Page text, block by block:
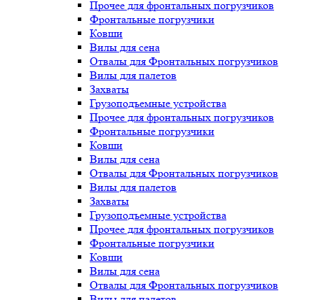
Прочее для фронтальных погрузчиков
Фронтальные погрузчики
Ковши
Вилы для сена
Отвалы для Фронтальных погрузчиков
Вилы для палетов
Захваты
Грузоподъемные устройства
Прочее для фронтальных погрузчиков
Фронтальные погрузчики
Ковши
Вилы для сена
Отвалы для Фронтальных погрузчиков
Вилы для палетов
Захваты
Грузоподъемные устройства
Прочее для фронтальных погрузчиков
Фронтальные погрузчики
Ковши
Вилы для сена
Отвалы для Фронтальных погрузчиков